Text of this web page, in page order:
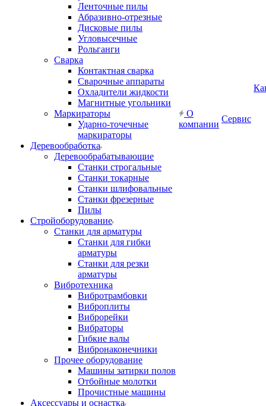
Ленточные пилы
Абразивно-отрезные
Дисковые пилы
Угловысечные
Рольганги
Сварка
Контактная сварка
Сварочные аппараты
Охладители жидкости
Магнитные угольники
Маркираторы
Ударно-точечные
маркираторы
Деревообработка
Деревообрабатывающие
Станки строгальные
Станки токарные
Станки шлифовальные
Станки фрезерные
Пилы
Стройоборудование
Станки для арматуры
Станки для гибки
арматуры
Станки для резки
арматуры
Вибротехника
Вибротрамбовки
Виброплиты
Виброрейки
Вибраторы
Гибкие валы
Вибронаконечники
Прочее оборудование
Машины затирки полов
Отбойные молотки
Прочистные машины
Аксeccyapы и оснастка
О
компании
Сервис